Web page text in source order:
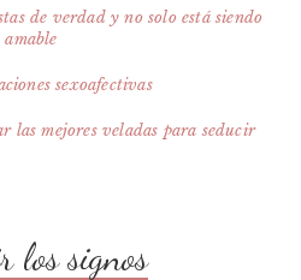
de verdad y no solo está siendo
amable
sexoafectivas
las mejores veladas para seducir
los signos